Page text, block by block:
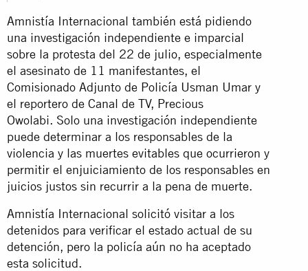
Amnistía Internacional también está pidiendo
una investigación independiente e imparcial
sobre la protesta del 22 de julio, especialmente
el asesinato de 11 manifestantes, el
Comisionado Adjunto de Policía Usman Umar y
el reportero de Canal de TV, Precious
Owolabi. Solo una investigación independiente
puede determinar a los responsables de la
violencia y las muertes evitables que ocurrieron y
permitir el enjuiciamiento de los responsables en
juicios justos sin recurrir a la pena de muerte.
Amnistía Internacional solicitó visitar a los
detenidos para verificar el estado actual de su
detención, pero la policía aún no ha aceptado
esta solicitud.